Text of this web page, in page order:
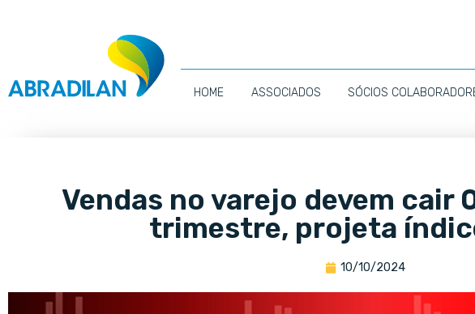
HOME ASSOCIADOS SÓCIOS
Vendas no varejo devem cair
trimestre, projeta
10/10/2024